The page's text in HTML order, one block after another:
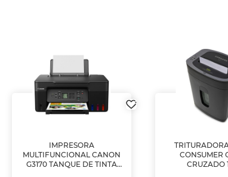
IMPRESORA
MULTIFUNCIONAL CANON
G3170 TANQUE DE TINTA
CONSUMER
CRUZADO